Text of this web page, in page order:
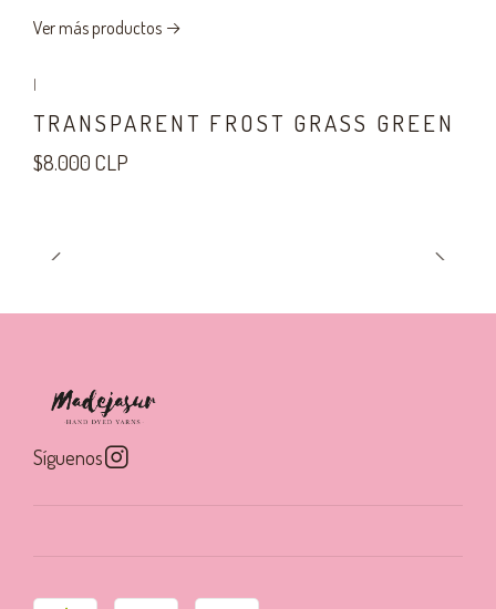
Ver más productos
|
TRANSPARENT FROST GRASS GREEN
$8.000 CLP
Síguenos